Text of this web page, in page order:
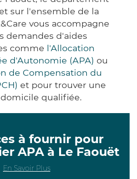
sur l'ensemble de la
vous accompagne
demandes d'aides
comme l'Allocation
d'Autonomie (APA) ou
de Compensation du
et pour trouver une
qualifiée.
à fournir pour
APA à Le Faouët
En Savoir Plus